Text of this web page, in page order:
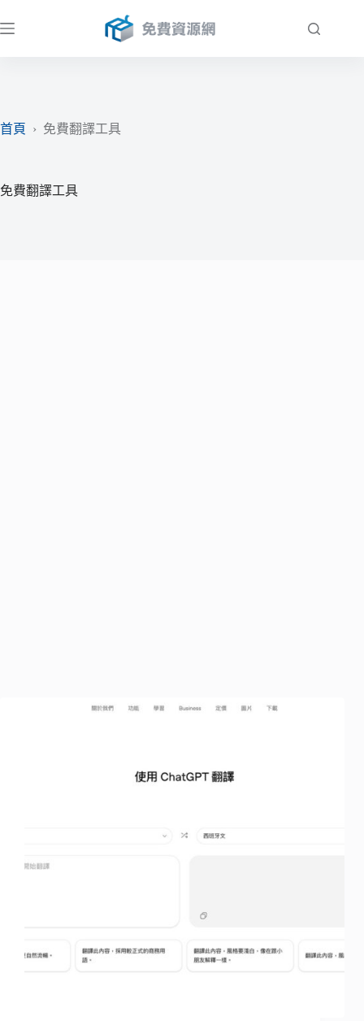
至
首頁
› 免費翻譯工具
免費翻譯工具